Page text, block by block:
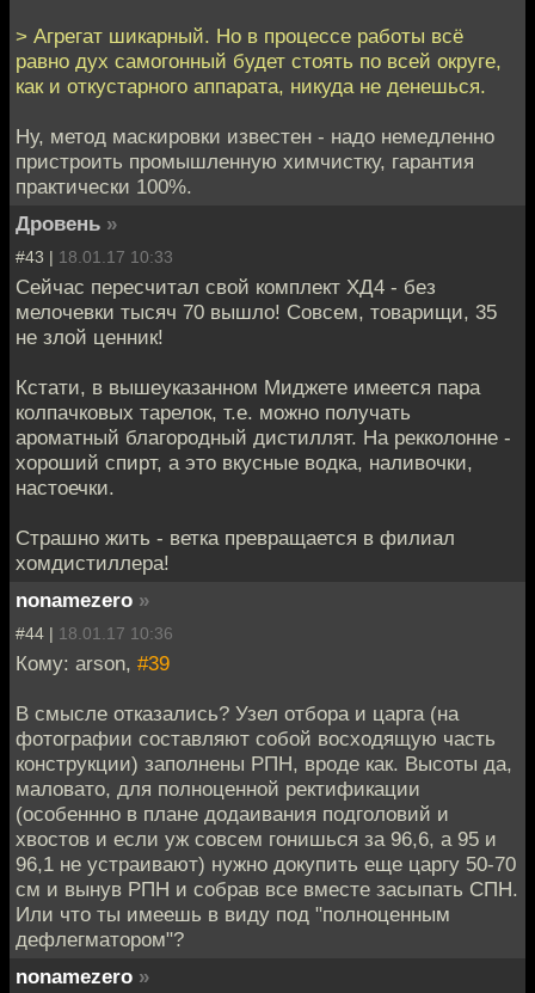
> Агрегат шикарный. Но в процессе работы всё
равно дух самогонный будет стоять по всей округе,
как и откустарного аппарата, никуда не денешься.
Ну, метод маскировки известен - надо немедленно
пристроить промышленную химчистку, гарантия
практически 100%.
Дровень »
#43 | 18.01.17 10:33
Сейчас пересчитал свой комплект ХД4 - без
мелочевки тысяч 70 вышло! Совсем, товарищи, 35
не злой ценник!
Кстати, в вышеуказанном Миджете имеется пара
колпачковых тарелок, т.е. можно получать
ароматный благородный дистиллят. На рекколонне -
хороший спирт, а это вкусные водка, наливочки,
настоечки.
Страшно жить - ветка превращается в филиал
хомдистиллера!
nonamezero »
#44 | 18.01.17 10:36
Кому: arson, #39
В смысле отказались? Узел отбора и царга (на
фотографии составляют собой восходящую часть
конструкции) заполнены РПН, вроде как. Высоты да,
маловато, для полноценной ректификации
(особеннно в плане додаивания подголовий и
хвостов и если уж совсем гонишься за 96,6, а 95 и
96,1 не устраивают) нужно докупить еще царгу 50-70
см и вынув РПН и собрав все вместе засыпать СПН.
Или что ты имеешь в виду под "полноценным
дефлегматором"?
nonamezero »